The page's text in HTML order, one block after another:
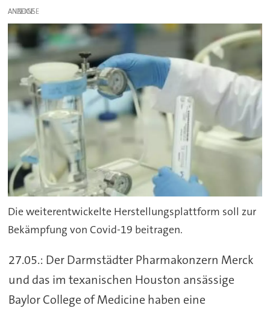
ANZEIGE
Die weiterentwickelte Herstellungsplattform soll zur
Bekämpfung von Covid-19 beitragen.
27.05.: Der Darmstädter Pharmakonzern Merck
und das im texanischen Houston ansässige
Baylor College of Medicine haben eine